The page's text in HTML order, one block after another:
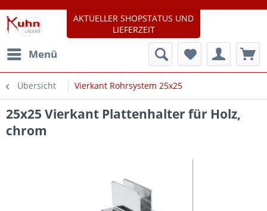
Menü
Übersicht Vierkant Rohrsystem 25x25
25x25 Vierkant Plattenhalter für Holz,
chrom
AKTUELLER SHOPSTATUS UND
LIEFERZEIT